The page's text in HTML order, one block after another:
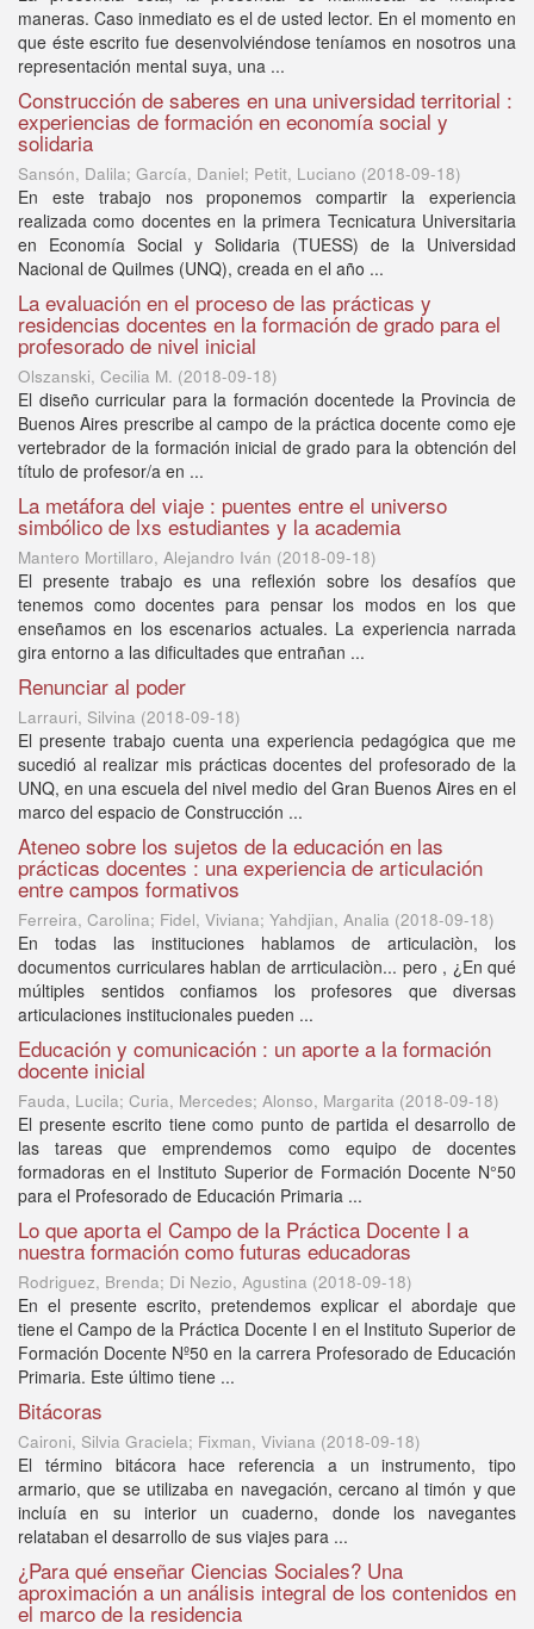
maneras. Caso inmediato es el de usted lector. En el momento en
que éste escrito fue desenvolviéndose teníamos en nosotros una
representación mental suya, una ...
Construcción de saberes en una universidad territorial :
experiencias de formación en economía social y
solidaria
Sansón, Dalila; García, Daniel; Petit, Luciano (2018-09-18)
En este trabajo nos proponemos compartir la experiencia
realizada como docentes en la primera Tecnicatura Universitaria
en Economía Social y Solidaria (TUESS) de la Universidad
Nacional de Quilmes (UNQ), creada en el año ...
La evaluación en el proceso de las prácticas y
residencias docentes en la formación de grado para el
profesorado de nivel inicial
Olszanski, Cecilia M. (2018-09-18)
El diseño curricular para la formación docentede la Provincia de
Buenos Aires prescribe al campo de la práctica docente como eje
vertebrador de la formación inicial de grado para la obtención del
título de profesor/a en ...
La metáfora del viaje : puentes entre el universo
simbólico de lxs estudiantes y la academia
Mantero Mortillaro, Alejandro Iván (2018-09-18)
El presente trabajo es una reflexión sobre los desafíos que
tenemos como docentes para pensar los modos en los que
enseñamos en los escenarios actuales. La experiencia narrada
gira entorno a las dificultades que entrañan ...
Renunciar al poder
Larrauri, Silvina (2018-09-18)
El presente trabajo cuenta una experiencia pedagógica que me
sucedió al realizar mis prácticas docentes del profesorado de la
UNQ, en una escuela del nivel medio del Gran Buenos Aires en el
marco del espacio de Construcción ...
Ateneo sobre los sujetos de la educación en las
prácticas docentes : una experiencia de articulación
entre campos formativos
Ferreira, Carolina; Fidel, Viviana; Yahdjian, Analia (2018-09-18)
En todas las instituciones hablamos de articulaciòn, los
documentos curriculares hablan de arrticulaciòn... pero , ¿En qué
múltiples sentidos confiamos los profesores que diversas
articulaciones institucionales pueden ...
Educación y comunicación : un aporte a la formación
docente inicial
Fauda, Lucila; Curia, Mercedes; Alonso, Margarita (2018-09-18)
El presente escrito tiene como punto de partida el desarrollo de
las tareas que emprendemos como equipo de docentes
formadoras en el Instituto Superior de Formación Docente N°50
para el Profesorado de Educación Primaria ...
Lo que aporta el Campo de la Práctica Docente I a
nuestra formación como futuras educadoras
Rodriguez, Brenda; Di Nezio, Agustina (2018-09-18)
En el presente escrito, pretendemos explicar el abordaje que
tiene el Campo de la Práctica Docente I en el Instituto Superior de
Formación Docente Nº50 en la carrera Profesorado de Educación
Primaria. Este último tiene ...
Bitácoras
Caironi, Silvia Graciela; Fixman, Viviana (2018-09-18)
El término bitácora hace referencia a un instrumento, tipo
armario, que se utilizaba en navegación, cercano al timón y que
incluía en su interior un cuaderno, donde los navegantes
relataban el desarrollo de sus viajes para ...
¿Para qué enseñar Ciencias Sociales? Una
aproximación a un análisis integral de los contenidos en
el marco de la residencia